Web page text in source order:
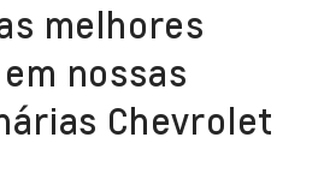
melhores
nossas
Chevrolet